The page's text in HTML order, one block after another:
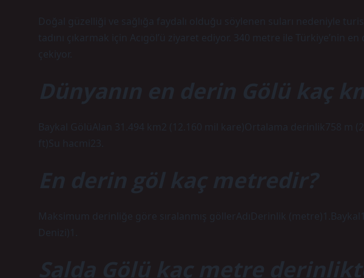
Doğal güzelliği ve sağlığa faydalı olduğu söylenen suları nedeniyle
tadını çıkarmak için Acıgöl’ü ziyaret ediyor. 340 metre ile Türkiye’nin
çekiyor.
Dünyanın en derin Gölü kaç
Baykal GölüAlan 31.494 km2 (12.160 mil kare)Ortalama derinlik758 m
ft)Su hacmi23.
En derin göl kaç metredir?
Maksimum derinliğe göre sıralanmış göllerAdıDerinlik
Denizi)1.
Salda Gölü kaç metre